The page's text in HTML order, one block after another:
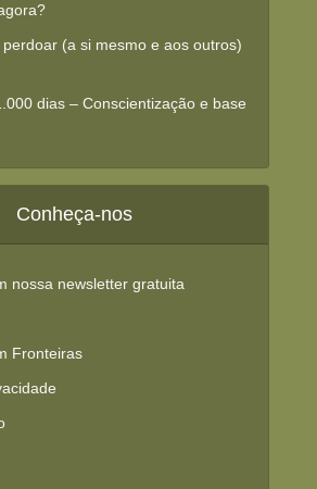
(a si mesmo e aos outros)
dias – Conscientização e base
Conheça-nos
nossa newsletter gratuita
Fronteiras